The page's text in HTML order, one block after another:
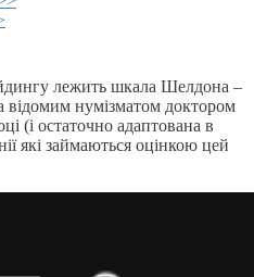
лежить шкала Шелдона –
відомим нумізматом доктором
(і остаточно адаптована в
які займаються оцінкою цей